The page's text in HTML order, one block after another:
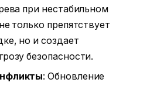
при нестабильном
только препятствует
но и создает
безопасности.
: Обновление